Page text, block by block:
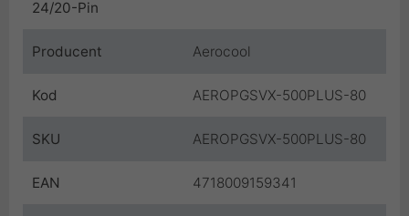
24/20-Pin
Producent Aerocool
Kod AEROPGSVX-500PLUS-80
SKU AEROPGSVX-500PLUS-80
EAN 4718009159341